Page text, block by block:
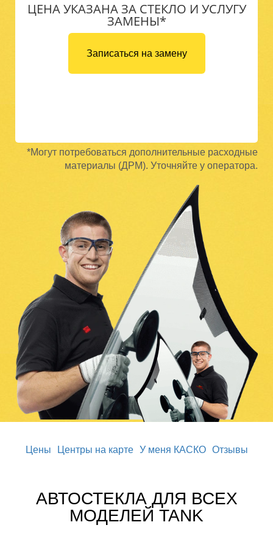
ЦЕНА УКАЗАНА ЗА СТЕКЛО И УСЛУГУ
ЗАМЕНЫ*
Записаться на замену
*Могут потребоваться дополнительные расходные
материалы (ДРМ). Уточняйте у оператора.
Цены Центры на карте У меня КАСКО Отзывы
АВТОСТЕКЛА ДЛЯ ВСЕХ
МОДЕЛЕЙ TANK